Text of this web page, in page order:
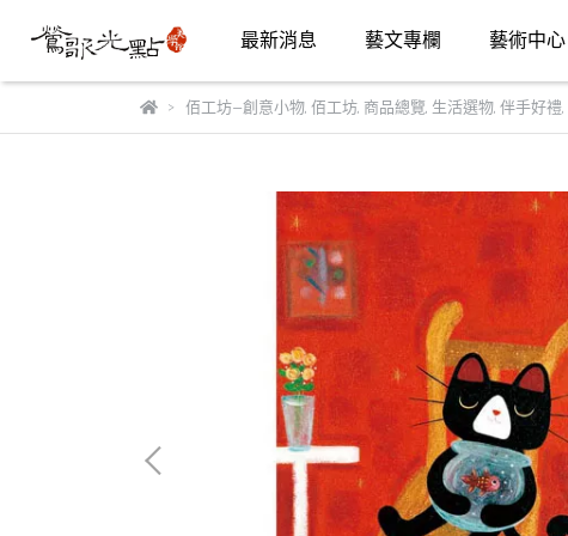
最新消息 藝文專欄 藝術中心
佰工坊—創意小物, 佰工坊, 商品總覽, 生活選物, 伴手好禮,